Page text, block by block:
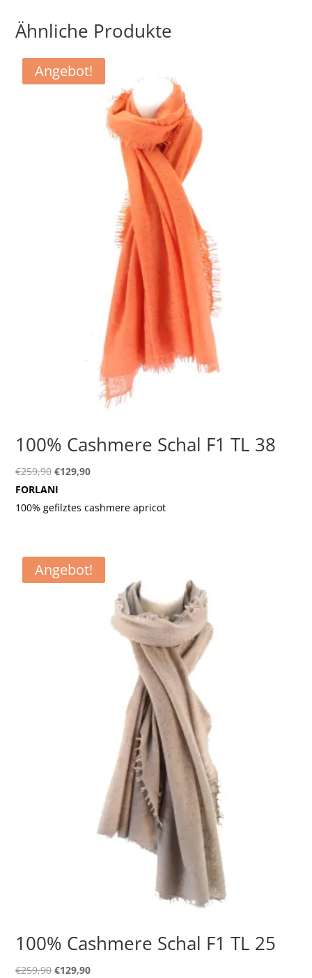
Ähnliche Produkte
Angebot!
100% Cashmere Schal F1 TL 38
€259,90 Ursprünglicher
Preis
war:
€129,90Aktueller
ist:
FORLANI
100% gefilztes cashmere apricot
Angebot!
100% Cashmere Schal F1 TL 25
€259,90 Ursprünglicher
€129,90Aktueller